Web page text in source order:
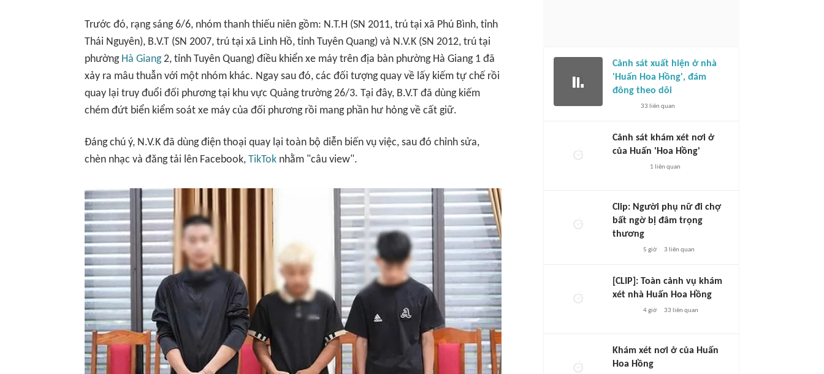
Trước đó, rạng sáng 6/6, nhóm thanh thiếu niên gồm: N.T.H (SN 2011, trú tại xã Phú Bình, tỉnh
Thái Nguyên), B.V.T (SN 2007, trú tại xã Linh Hồ, tỉnh Tuyên Quang) và N.V.K (SN 2012, trú tại
phường Hà Giang2, tỉnh Tuyên Quang) điều khiển xe máy trên địa bàn phường Hà Giang 1 đã
xảy ra mâu thuẫn với một nhóm khác. Ngay sau đó, các đối tượng quay về lấy kiếm tự chế rồi
quay lại truy đuổi đối phương tại khu vực Quảng trường 26/3. Tại đây, B.V.T đã dùng kiếm
chém đứt biển kiểm soát xe máy của đối phương rồi mang phần hư hỏng về cất giữ.
Đáng chú ý, N.V.K đã dùng điện thoại quay lại toàn bộ diễn biến vụ việc, sau đó chỉnh sửa,
chèn nhạc và đăng tải lên Facebook, TikTok nhằm "câu view".
Cảnh sát xuất hiện ở nhà
'Huấn Hoa Hồng', đám
đông theo dõi
33 liên quan
Cảnh sát khám xét nơi ở
của Huấn 'Hoa Hồng'
1 liên quan
Clip: Người phụ nữ đi chợ
bất ngờ bị đâm trọng
thương
5 giờ 3 liên quan
[CLIP]: Toàn cảnh vụ khám
xét nhà Huấn Hoa Hồng
4 giờ 33 liên quan
Khám xét nơi ở của Huấn
Hoa Hồng